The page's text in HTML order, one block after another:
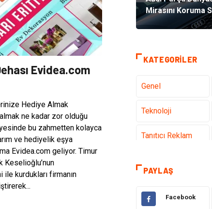
Evidea.com
Hediye Almak
ne kadar zor olduğu
bu zahmetten kolayca
ve hediyelik eşya
Evidea.com geliyor. Timur
Keselioğlu’nun
kurdukları firmanın
Mirasını Koruma
KATEGORILER
Genel
Teknoloji
Tanıtıcı Reklam
PAYLAŞ
Facebook